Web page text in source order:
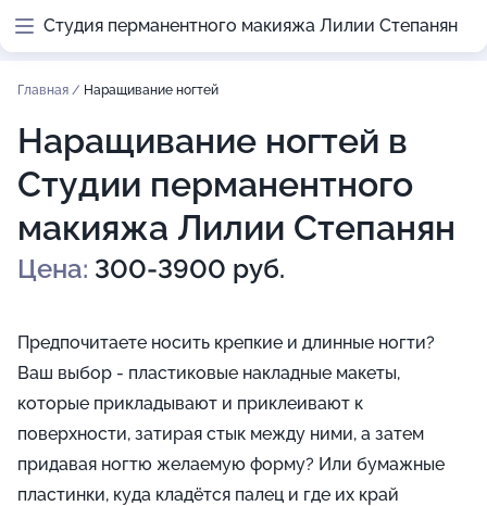
Студия перманентного макияжа Лилии Степанян
Главная / Наращивание ногтей
Наращивание ногтей в
Студии перманентного
макияжа Лилии Степанян
Цена: 300-3900 руб.
Предпочитаете носить крепкие и длинные ногти?
Ваш выбор - пластиковые накладные макеты,
которые прикладывают и приклеивают к
поверхности, затирая стык между ними, а затем
придавая ногтю желаемую форму? Или бумажные
пластинки, куда кладётся палец и где их край